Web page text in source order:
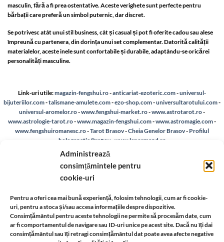
Administrează
consimțămintele pentru
cookie-uri
Pentru a oferi cea mai bună experiență, folosim tehnologii, cum ar fi cookie-
uri, pentru a stoca și/sau accesa informațiile despre dispozitive.
Consimțământul pentru aceste tehnologii ne permite să procesăm date, cum
ar fi comportamentul de navigare sau ID-uri unice pe acest site. Dacă nu îți dai
consimțământul sau îți retragi consimțământul dat poate avea afecte negative
masculin, fără a fi prea ostentative. Aceste verighete sunt perfecte pentru
bărbații care preferă un simbol puternic, dar discret.
Se potrivesc atât unui stil business, cât și casual și pot fi oferite cadou sau alese
împreună cu partenera, din dorința unui set complementar. Datorită calității
materialelor, aceste inele sunt confortabile și durabile, adaptându-se oricărei
personalități masculine.
Link-uri utile:magazin-fengshui.ro-anticariat-ezoteric.com-universul-
bijuteriilor.com-talismane-amulete.com-ezo-shop.com-universultarotului.com-
universul-aromelor.ro-www.fengshui-market.ro-www.astrotarot.ro-
www.astrologie-tarot.ro-www.magazin-fengshui.com-www.astromagie.com-
www.fengshuiromanesc.ro-Tarot Brasov-Cheia Genelor Brasov- Profilul
hologenetic Brașov- www.lenormand.ro
reteaua astromagie- Termeni de utilizare
-Despre cookie-uri-Reclamații și retur
Livrare si plata-Politica de rezolvare a reclamatiilor-Reciclare
Identificare firma Retragere din contract